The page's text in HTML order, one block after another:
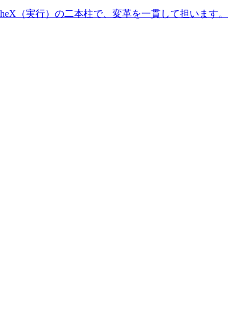
（実行）の二本柱で、変革を一貫して担います。